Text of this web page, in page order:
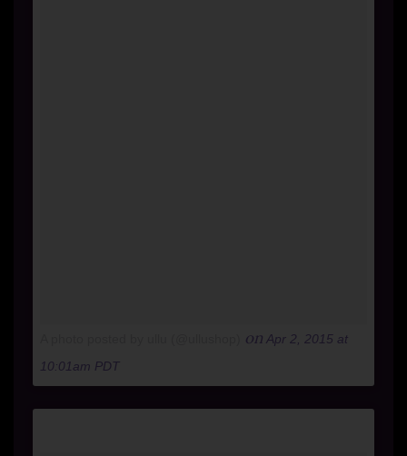
on Apr 2, 2015 at
10:01am PDT